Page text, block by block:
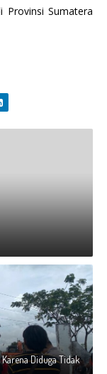
Sumatera
Diduga Tidak